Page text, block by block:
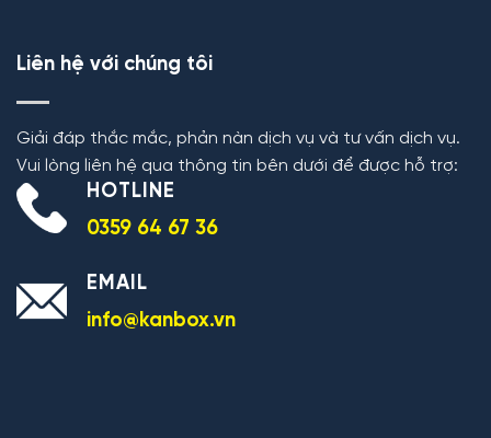
Liên hệ với chúng tôi
Giải đáp thắc mắc, phản nàn dịch vụ và tư vấn dịch vụ.
Vui lòng liên hệ qua thông tin bên dưới để được hỗ trợ:
HOTLINE
0359 64 67 36
EMAIL
info@kanbox.vn